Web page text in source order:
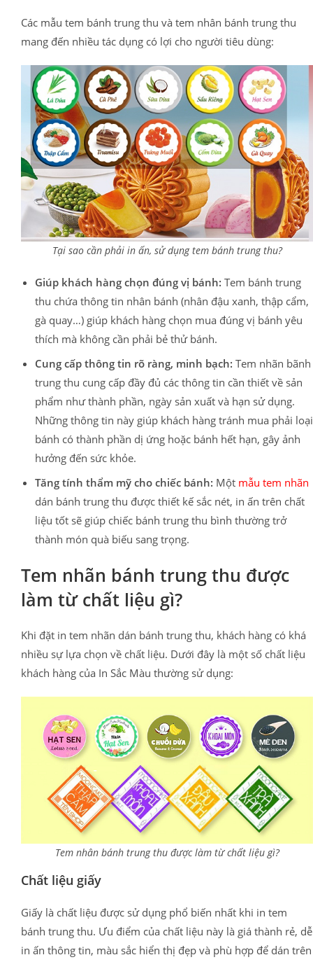
Các mẫu tem bánh trung thu và tem nhân bánh trung thu
mang đến nhiều tác dụng có lợi cho người tiêu dùng:
Tại sao cần phải in ấn, sử dụng tem bánh trung thu?
Giúp khách hàng chọn đúng vị bánh: Tem bánh trung
thu chứa thông tin nhân bánh (nhân đậu xanh, thập cẩm,
gà quay…) giúp khách hàng chọn mua đúng vị bánh yêu
thích mà không cần phải bẻ thử bánh.
Cung cấp thông tin rõ ràng, minh bạch: Tem nhãn bãnh
trung thu cung cấp đầy đủ các thông tin cần thiết về sản
phẩm như thành phần, ngày sản xuất và hạn sử dụng.
Những thông tin này giúp khách hàng tránh mua phải loại
bánh có thành phần dị ứng hoặc bánh hết hạn, gây ảnh
hưởng đến sức khỏe.
Tăng tính thẩm mỹ cho chiếc bánh: Một mẫu tem nhãn
dán bánh trung thu được thiết kế sắc nét, in ấn trên chất
liệu tốt sẽ giúp chiếc bánh trung thu bình thường trở
thành món quà biếu sang trọng.
Tem nhãn bánh trung thu được
làm từ chất liệu gì?
Khi đặt in tem nhãn dán bánh trung thu, khách hàng có khá
nhiều sự lựa chọn về chất liệu. Dưới đây là một số chất liệu
khách hàng của In Sắc Màu thường sử dụng:
Tem nhân bánh trung thu được làm từ chất liệu gì?
Chất liệu giấy
Giấy là chất liệu được sử dụng phổ biến nhất khi in tem
bánh trung thu. Ưu điểm của chất liệu này là giá thành rẻ, dễ
in ấn thông tin, màu sắc hiển thị đẹp và phù hợp để dán trên